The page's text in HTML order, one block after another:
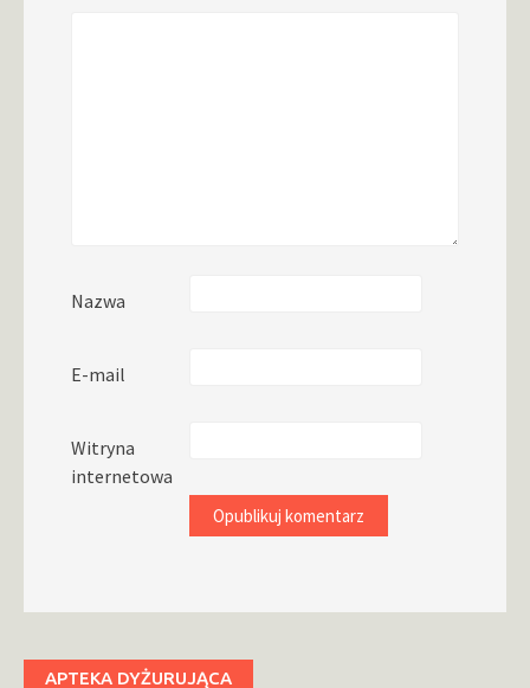
Nazwa
E-mail
Witryna
internetowa
APTEKA DYŻURUJĄCA